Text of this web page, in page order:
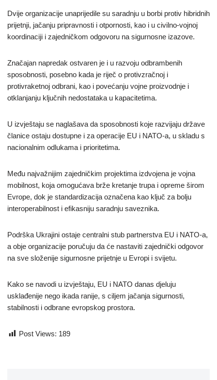
Dvije organizacije unaprijedile su saradnju u borbi protiv hibridnih
prijetnji, jačanju pripravnosti i otpornosti, kao i u civilno-vojnoj
koordinaciji i zajedničkom odgovoru na sigurnosne izazove.
Značajan napredak ostvaren je i u razvoju odbrambenih
sposobnosti, posebno kada je riječ o protivzračnoj i
protivraketnoj odbrani, kao i povećanju vojne proizvodnje i
otklanjanju ključnih nedostataka u kapacitetima.
U izvještaju se naglašava da sposobnosti koje razvijaju države
članice ostaju dostupne i za operacije EU i NATO-a, u skladu s
nacionalnim odlukama i prioritetima.
Među najvažnijim zajedničkim projektima izdvojena je vojna
mobilnost, koja omogućava brže kretanje trupa i opreme širom
Evrope, dok je standardizacija označena kao ključ za bolju
interoperabilnost i efikasniju saradnju saveznika.
Podrška Ukrajini ostaje centralni stub partnerstva EU i NATO-a,
a obje organizacije poručuju da će nastaviti zajednički odgovor
na sve složenije sigurnosne prijetnje u Evropi i svijetu.
Kako se navodi u izvještaju, EU i NATO danas djeluju
usklađenije nego ikada ranije, s ciljem jačanja sigurnosti,
stabilnosti i odbrane evropskog prostora.
Post Views: 189